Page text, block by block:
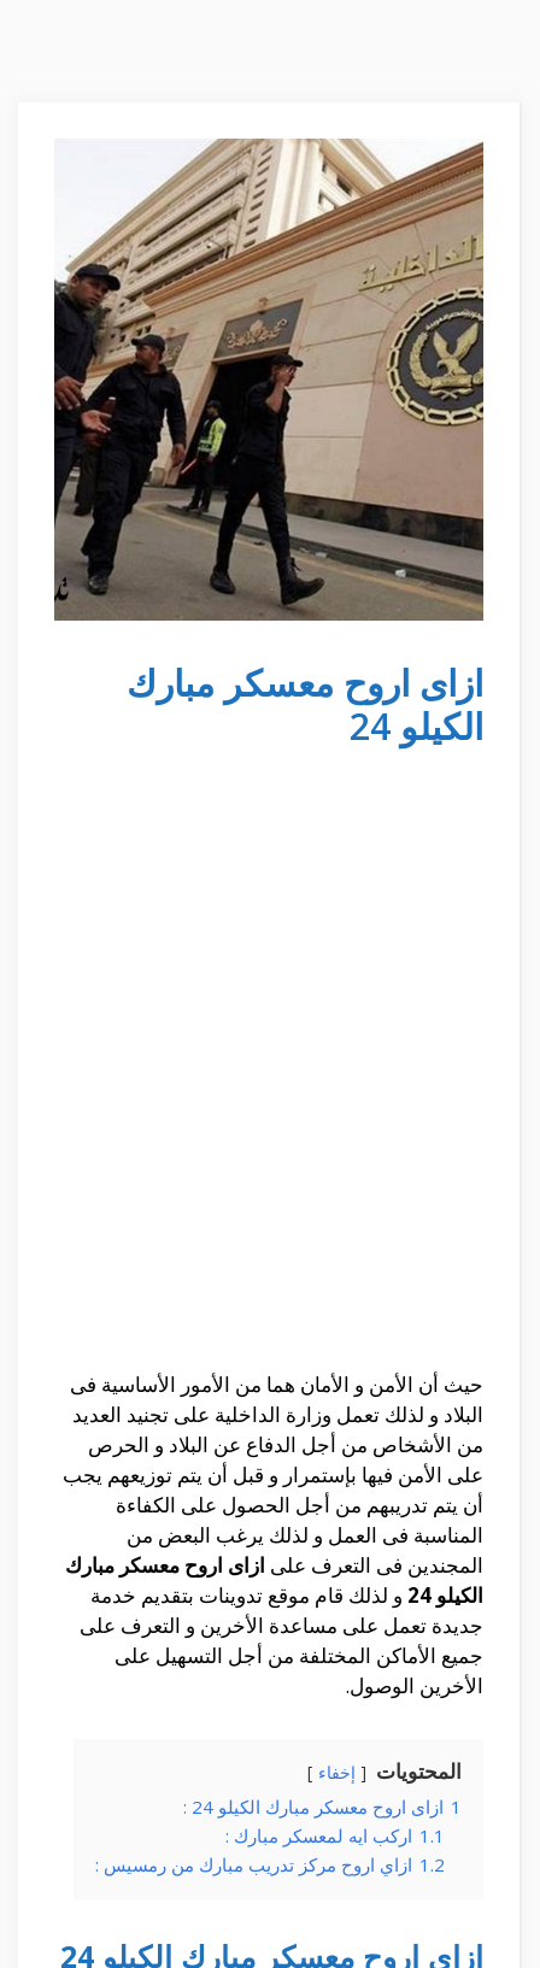
ازاى اروح معسكر مبارك
الكيلو 24
حيث أن الأمن و الأمان هما من الأمور الأساسية فى
البلاد و لذلك تعمل وزارة الداخلية على تجنيد العديد
من الأشخاص من أجل الدفاع عن البلاد و الحرص
على الأمن فيها بإستمرار و قبل أن يتم توزيعهم يجب
أن يتم تدريبهم من أجل الحصول على الكفاءة
المناسبة فى العمل و لذلك يرغب البعض من
المجندين فى التعرف على ازاى اروح معسكر مبارك
الكيلو 24
و لذلك قام موقع تدوينات بتقديم خدمة
جديدة تعمل على مساعدة الأخرين و التعرف على
جميع الأماكن المختلفة من أجل التسهيل على
الأخرين الوصول.
المحتويات إخفاء
1 ازاى اروح معسكر مبارك الكيلو 24 :
1.1 اركب ايه لمعسكر مبارك :
1.2 ازاي اروح مركز تدريب مبارك من رمسيس :
ازاى اروح معسكر مبارك الكيلو 24